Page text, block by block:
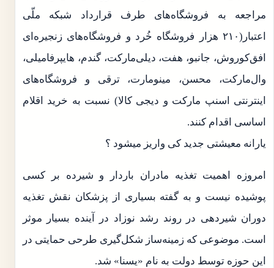
مراجعه به فروشگاه‌های طرف قرارداد شبکه ملّی
اعتبار(۲۱۰ هزار فروشگاه خُرد و فروشگاه‌های زنجیره‌ای
افق‌کوروش، جانبو، هفت، دیلی‌مارکت، گندم، هایپرفامیلی،
وال‌مارکت، محسن، مینومارت، ترقی و فروشگاه‌های
اینترنتی اسنپ مارکت و دیجی کالا) نسبت به خرید اقلام
اساسی اقدام کنند.
یارانه معیشتی جدید کی واریز میشود ؟
امروزه اهمیت تغذیه مادران باردار و شیرده بر کسی
پوشیده نیست و به گفته بسیاری از پزشکان نقش تغذیه
دوران شیردهی در روند رشد نوزاد در آینده بسیار موثر
است. موضوعی که زمینه‌ساز شکل‌گیری طرحی حمایتی در
این حوزه توسط دولت به نام «یسنا» شد.